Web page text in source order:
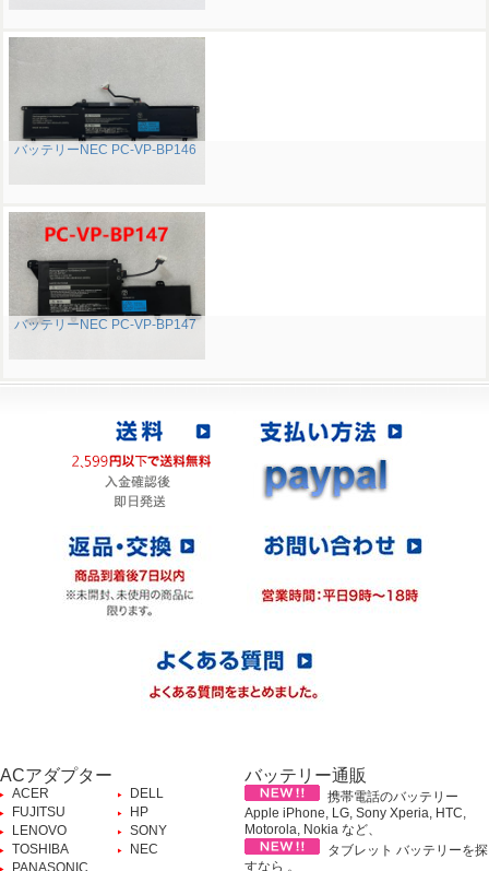
バッテリーNEC PC-VP-BP146
バッテリーNEC PC-VP-BP147
ACアダプター
ACER
DELL
FUJITSU
HP
LENOVO
SONY
TOSHIBA
NEC
バッテリー通販
携帯電話のバッテリー
Apple iPhone, LG, Sony Xperia, HTC,
Motorola, Nokia など、
タブレット バッテリーを探
すなら 。